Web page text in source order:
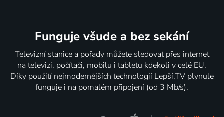
Funguje všude a bez sekání
Televizní stanice a pořady můžete sledovat přes internet
na televizi, počítači, mobilu i tabletu kdekoli v celé EU.
Díky použití nejmodernějších technologií Lepší.TV plynule
funguje i na pomalém připojení (od 3 Mb/s).